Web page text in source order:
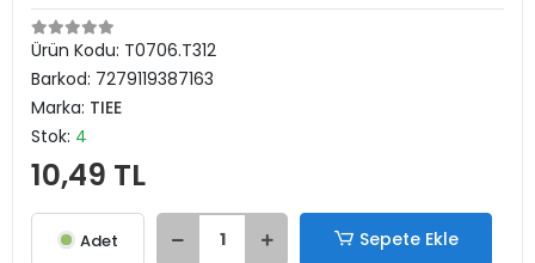
Ürün Kodu: T0706.T312
Barkod: 7279119387163
Marka: TIEE
Stok: 4
10,49 TL
Adet Sepete Ekle